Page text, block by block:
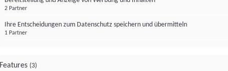
2 Partner
Ihre Entscheidungen zum Datenschutz speichern und übermitteln
1 Partner
Features (3)